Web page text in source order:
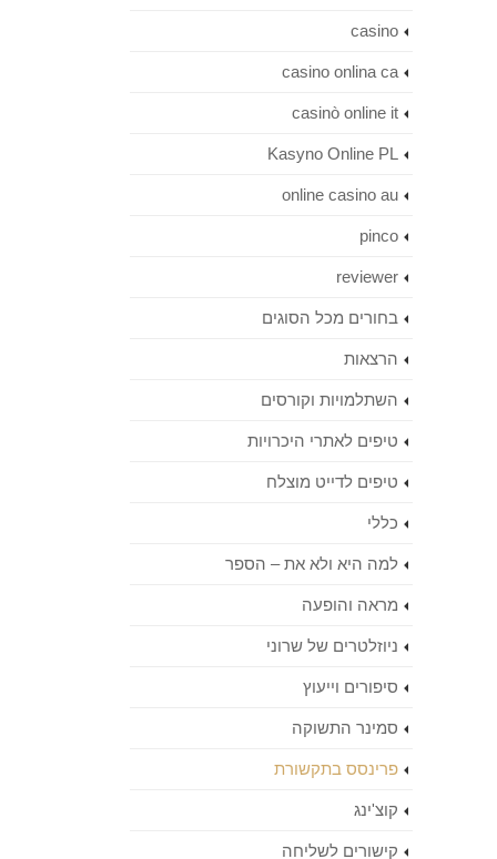
casino
casino onlina ca
casinò online it
Kasyno Online PL
online casino au
pinco
reviewer
בחורים מכל הסוגים
הרצאות
השתלמויות וקורסים
טיפים לאתרי היכרויות
טיפים לדייט מוצלח
כללי
למה היא ולא את – הספר
מראה והופעה
ניוזלטרים של שרוני
סיפורים וייעוץ
סמינר התשוקה
פרינסס בתקשורת
קוצ'ינג
קישורים לשליחה